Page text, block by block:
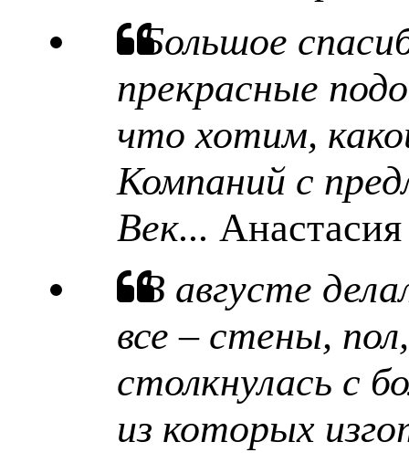
Большое
прекрасные
что хотим,
Компаний с
Век...
В августе
все – стены,
столкнулась с
из которых